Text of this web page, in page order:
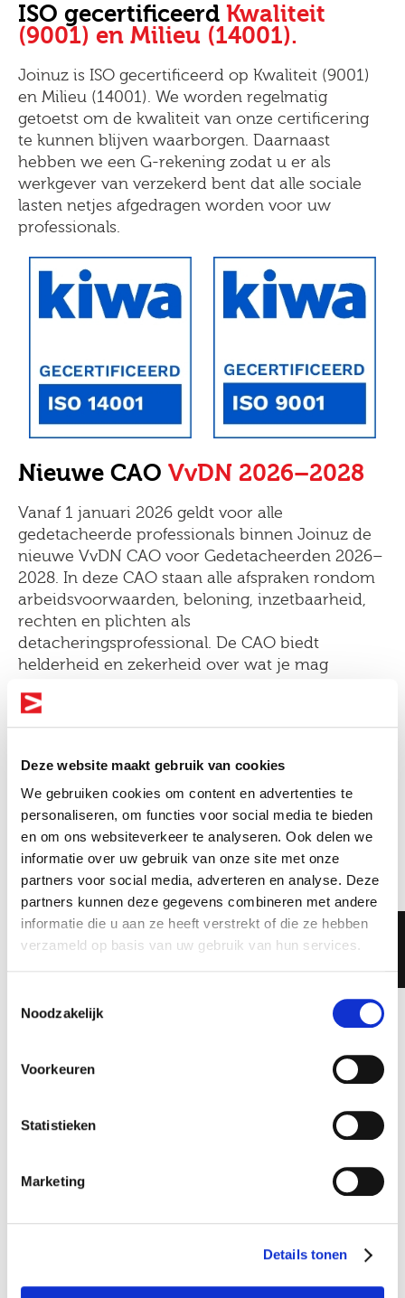
Deze website maakt gebruik van cookies
We gebruiken cookies om content en advertenties te
personaliseren, om functies voor social media te bieden
en om ons websiteverkeer te analyseren. Ook delen we
informatie over uw gebruik van onze site met onze
partners voor social media, adverteren en analyse. Deze
partners kunnen deze gegevens combineren met andere
informatie die u aan ze heeft verstrekt of die ze hebben
verzameld op basis van uw gebruik van hun services.
Noodzakelijk
Voorkeuren
Statistieken
Marketing
Details tonen
ISO gecertificeerd Kwaliteit
(9001) en Milieu (14001).
Joinuz is ISO gecertificeerd op Kwaliteit (9001)
en Milieu (14001). We worden regelmatig
getoetst om de kwaliteit van onze certificering
te kunnen blijven waarborgen. Daarnaast
hebben we een G-rekening zodat u er als
werkgever van verzekerd bent dat alle sociale
lasten netjes afgedragen worden voor uw
professionals.
Nieuwe CAO VvDN 2026–2028
Vanaf 1 januari 2026 geldt voor alle
gedetacheerde professionals binnen Joinuz de
nieuwe VvDN CAO voor Gedetacheerden 2026–
2028. In deze CAO staan alle afspraken rondom
arbeidsvoorwaarden, beloning, inzetbaarheid,
rechten en plichten als
detacheringsprofessional. De CAO biedt
helderheid en zekerheid over wat je mag
hebt.
bepalingen overzichtelijk zijn vastgelegd.
Deel deze pagina
Altijd als 1e op de hoogte van de
nieuwste vacatures als je een job
alert aanmaakt!
Postcode
privacy statement